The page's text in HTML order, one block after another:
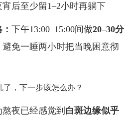
后至少留1–2小时再躺下
下午13:00–15:00间做20–30分
免一睡两小时把当晚困意彻
了，下一步该怎么办？
夜已经感觉到 白斑边缘似乎